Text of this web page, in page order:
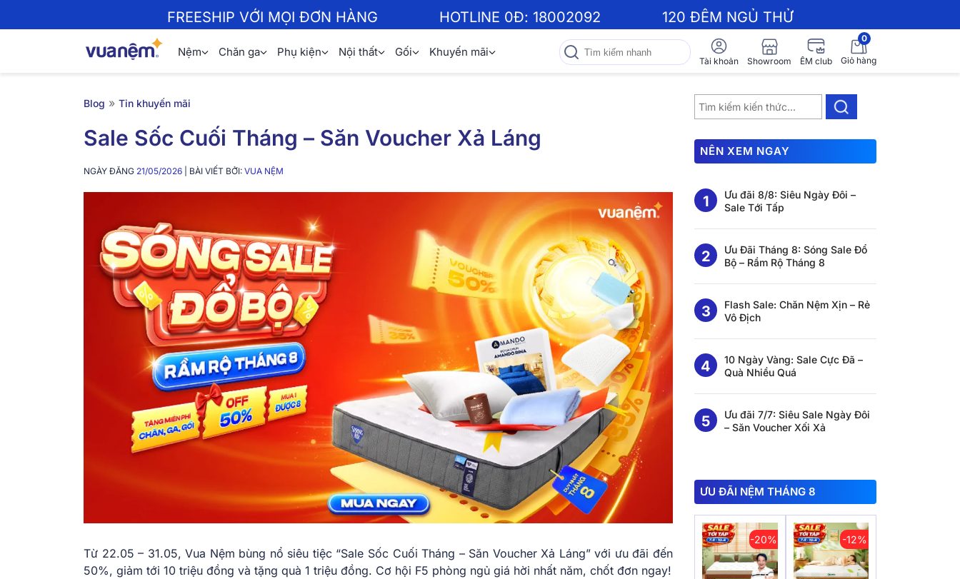
FREESHIP VỚI MỌI ĐƠN HÀNG HOTLINE 0Đ: 18002092 120 ĐÊM NGỦ THỬ
Nệm Chăn ga Phụ kiện Nội thất Gối Khuyến mãi
Tài khoản Showroom ÊM club
0
Giỏ hàng
Blog » Tin khuyến mãi
Sale Sốc Cuối Tháng – Săn Voucher Xả Láng
NGÀY ĐĂNG 21/05/2026 | BÀI VIẾT BỞI: VUA NỆM
Từ 22.05 – 31.05, Vua Nệm bùng nổ siêu tiệc “Sale Sốc Cuối Tháng – Săn Voucher Xả Láng” với ưu đãi đến
50%, giảm tới 10 triệu đồng và tặng quà 1 triệu đồng. Cơ hội F5 phòng ngủ giá hời nhất năm, chốt đơn ngay!
NÊN XEM NGAY
Ưu đãi 8/8: Siêu Ngày Đôi –
Sale Tới Tấp
Ưu Đãi Tháng 8: Sóng Sale Đổ
Bộ – Rầm Rộ Tháng 8
Flash Sale: Chăn Nệm Xịn – Rẻ
Vô Địch
10 Ngày Vàng: Sale Cực Đã –
Quà Nhiều Quá
Ưu đãi 7/7: Siêu Sale Ngày Đôi
– Săn Voucher Xối Xả
ƯU ĐÃI NỆM THÁNG 8
-20% -12%